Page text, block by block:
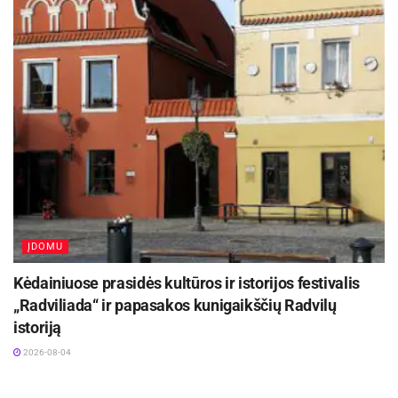
internetiniame puslapyje www.daugyvenesmuziejus.lt.
ĮDOMU
Kėdainiuose prasidės kultūros ir istorijos festivalis
„Radviliada“ ir papasakos kunigaikščių Radvilų
istoriją
2026-08-04